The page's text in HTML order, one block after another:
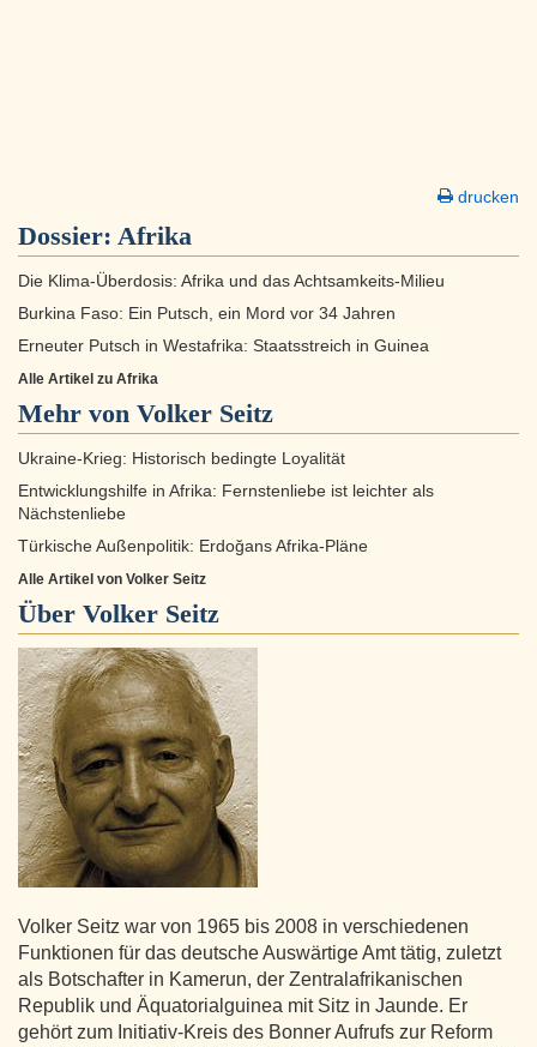
drucken
Dossier: Afrika
Die Klima-Überdosis: Afrika und das Achtsamkeits-Milieu
Burkina Faso: Ein Putsch, ein Mord vor 34 Jahren
Erneuter Putsch in Westafrika: Staatsstreich in Guinea
Alle Artikel zu Afrika
Mehr von Volker Seitz
Ukraine-Krieg: Historisch bedingte Loyalität
Entwicklungshilfe in Afrika: Fernstenliebe ist leichter als
Nächstenliebe
Türkische Außenpolitik: Erdoğans Afrika-Pläne
Alle Artikel von Volker Seitz
Über Volker Seitz
Volker Seitz war von 1965 bis 2008 in verschiedenen
Funktionen für das deutsche Auswärtige Amt tätig, zuletzt
als Botschafter in Kamerun, der Zentralafrikanischen
Republik und Äquatorialguinea mit Sitz in Jaunde. Er
gehört zum Initiativ-Kreis des Bonner Aufrufs zur Reform